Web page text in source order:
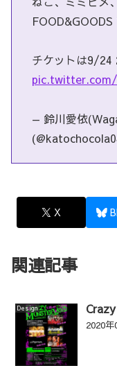
FOOD&GOODS
チケットは9/24
— 鈴川愛依
X
関連記事
Design
2020